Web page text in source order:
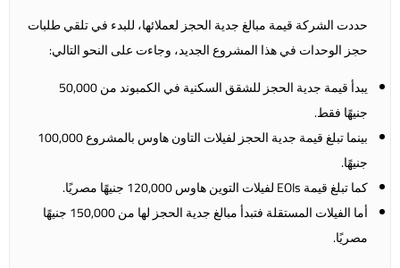
حددت الشركة قيمة مبالغ جدية الحجز لعملائها، للبدء في تلقي طلبات
حجز الوحدات في هذا المشروع الجديد، وجاءت على النحو التالي:
يبدأ قيمة جدية الحجز للشقق السكنية في الكمبوند من 50,000
جنيهًا فقط.
بينما تبلغ قيمة جدية الحجز لفيلات التاون هاوس بالمشروع 100,000
جنيهًا.
كما تبلغ قيمة EOIs لفيلات التوين هاوس 120,000 جنيهًا مصريًا.
أما الفيلات المستقلة فتبدأ مبالغ جدية الحجز لها من 150,000 جنيهًا
مصريًا.